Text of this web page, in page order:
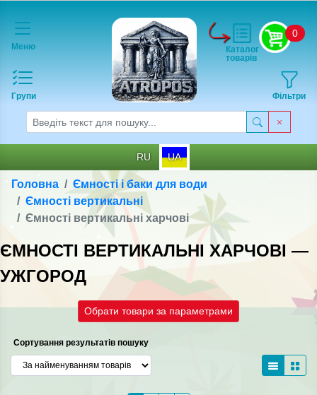
Меню
Групи
0
Фільтри
Каталог
товарів
RU UA
Головна
Ємності і баки для води
Ємності вертикальні
Ємності вертикальні харчові
ЄМНОСТІ ВЕРТИКАЛЬНІ ХАРЧОВІ —
УЖГОРОД
Обрати товари за параметрами
Сортування результатів пошуку